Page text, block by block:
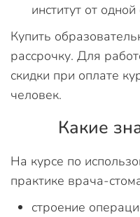
институт от
Купить
рассрочку. Для
скидки при оплате
человек.
Какие
На курсе по
практике врача-
строение